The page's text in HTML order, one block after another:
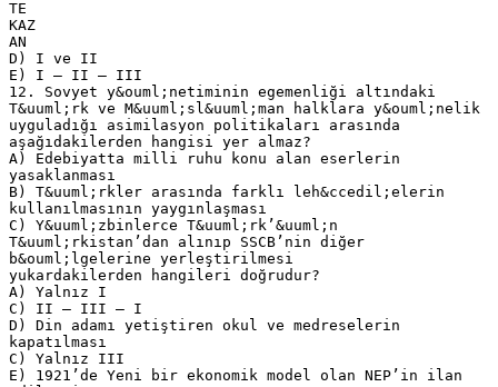
TE
KAZ
AN
D) I ve II
E) I – II – III
12. Sovyet y&ouml;netiminin egemenliği altındaki
T&uuml;rk ve M&uuml;sl&uuml;man halklara y&ouml;nelik
uyguladığı asimilasyon politikaları arasında
aşağıdakilerden hangisi yer almaz?
A) Edebiyatta milli ruhu konu alan eserlerin
yasaklanması
B) T&uuml;rkler arasında farklı leh&ccedil;elerin
kullanılmasının yaygınlaşması
C) Y&uuml;zbinlerce T&uuml;rk’&uuml;n
T&uuml;rkistan’dan alınıp SSCB’nin diğer
b&ouml;lgelerine yerleştirilmesi
yukardakilerden hangileri doğrudur?
A) Yalnız I
C) II – III – I
D) Din adamı yetiştiren okul ve medreselerin
kapatılması
C) Yalnız III
E) 1921’de Yeni bir ekonomik model olan NEP’in ilan